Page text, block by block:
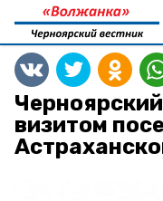
визитом